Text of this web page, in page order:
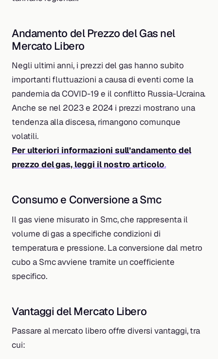
Andamento del Prezzo del Gas nel
Mercato Libero
Negli ultimi anni, i prezzi del gas hanno subito
importanti fluttuazioni a causa di eventi come la
pandemia da COVID-19 e il conflitto Russia-Ucraina.
Anche se nel 2023 e 2024 i prezzi mostrano una
tendenza alla discesa, rimangono comunque
volatili.
Per ulteriori informazioni sull’andamento del
prezzo del gas, leggi il nostro articolo.
Consumo e Conversione a Smc
Il gas viene misurato in Smc, che rappresenta il
volume di gas a specifiche condizioni di
temperatura e pressione. La conversione dal metro
cubo a Smc avviene tramite un coefficiente
specifico.
Vantaggi del Mercato Libero
Passare al mercato libero offre diversi vantaggi, tra
cui: